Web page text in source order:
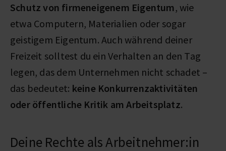
Schutz von firmeneigenem Eigentum , wie
etwa Computern, Materialien oder sogar
geistigem Eigentum. Auch während deiner
Freizeit solltest du ein Verhalten an den Tag
legen, das dem Unternehmen nicht schadet –
das bedeutet: keine Konkurrenzaktivitäten
oder öffentliche Kritik am Arbeitsplatz.
Deine Rechte als Arbeitnehmer:in